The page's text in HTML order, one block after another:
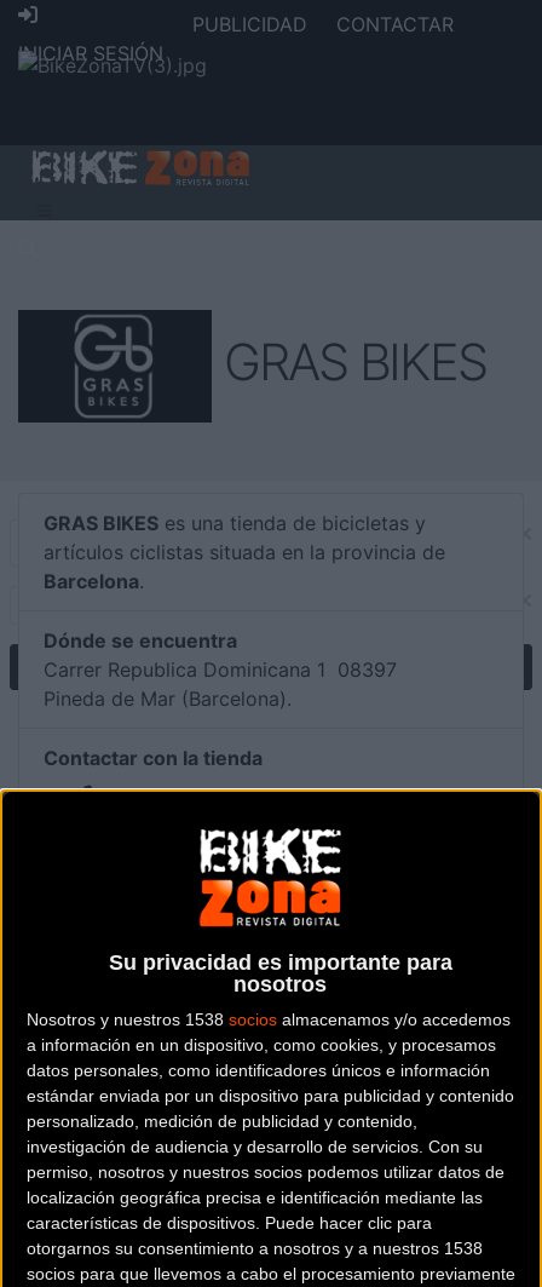
Su privacidad es importante para
nosotros
Nosotros y nuestros 1538 socios almacenamos y/o accedemos
a información en un dispositivo, como cookies, y procesamos
datos personales, como identificadores únicos e información
estándar enviada por un dispositivo para publicidad y contenido
personalizado, medición de publicidad y contenido,
investigación de audiencia y desarrollo de servicios. Con su
permiso, nosotros y nuestros socios podemos utilizar datos de
localización geográfica precisa e identificación mediante las
características de dispositivos. Puede hacer clic para
otorgarnos su consentimiento a nosotros y a nuestros 1538
socios para que llevemos a cabo el procesamiento previamente
INICIAR SESIÓN
PUBLICIDAD CONTACTAR
GRAS BIKES
GRAS BIKES es una tienda de bicicletas y
artículos ciclistas situada en la provincia de
Barcelona.
Dónde se encuentra
Carrer Republica Dominicana 1 08397
Pineda de Mar (Barcelona).
Contactar con la tienda
606 05 77 79
Web y RRSS de la tienda
200 km